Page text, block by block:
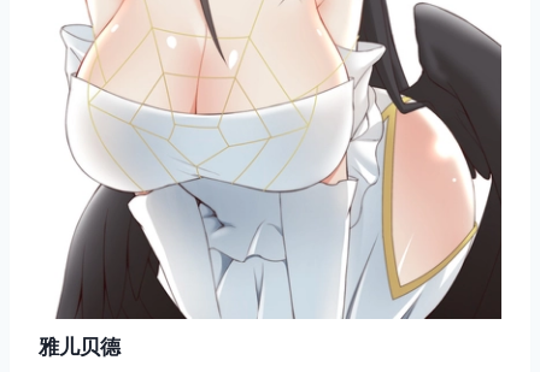
雅儿贝德